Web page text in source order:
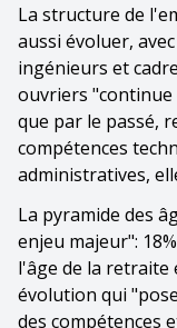
La structure de
aussi évoluer,
ingénieurs et
ouvriers "continue
que par le passé,
compétences
administratives,
La pyramide des
enjeu majeur":
l'âge de la retraite
évolution qui
des compétences